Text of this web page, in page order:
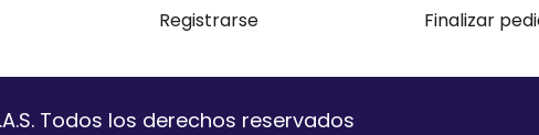
Registrarse
Finalizar
Todos los derechos reservados